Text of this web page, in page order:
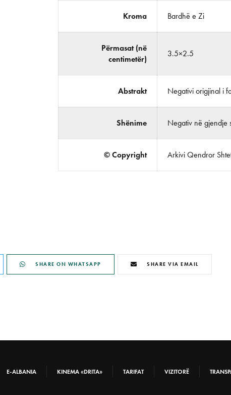
Kroma Bardhë e Zi
Përmasat (në
centimetër)
3.5×2.5
Abstrakt Negativi origjinal i
Shënime Negativ në gjendje
© Copyright Arkivi Qendror
SHARE ON WHATSAPP SHARE VIA EMAIL
E-ALBANIA KINEMA «DRITA» TARIFAT VIZITORË